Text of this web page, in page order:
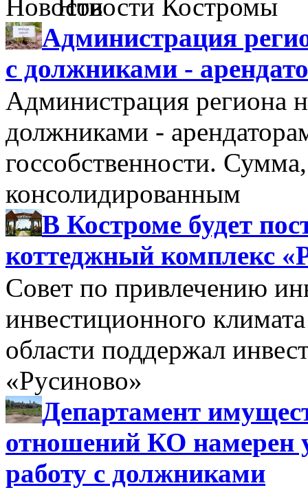
Новости Костромы
Администрация
с должниками -
Администрация региона
должниками -
госсобственности.
консолидированным
В Костроме будет
коттеджный комплекс
Совет по привлечению
инвестиционного
области поддержал
«Русиново»
Департамент
отношений КО намерен
работу с должниками